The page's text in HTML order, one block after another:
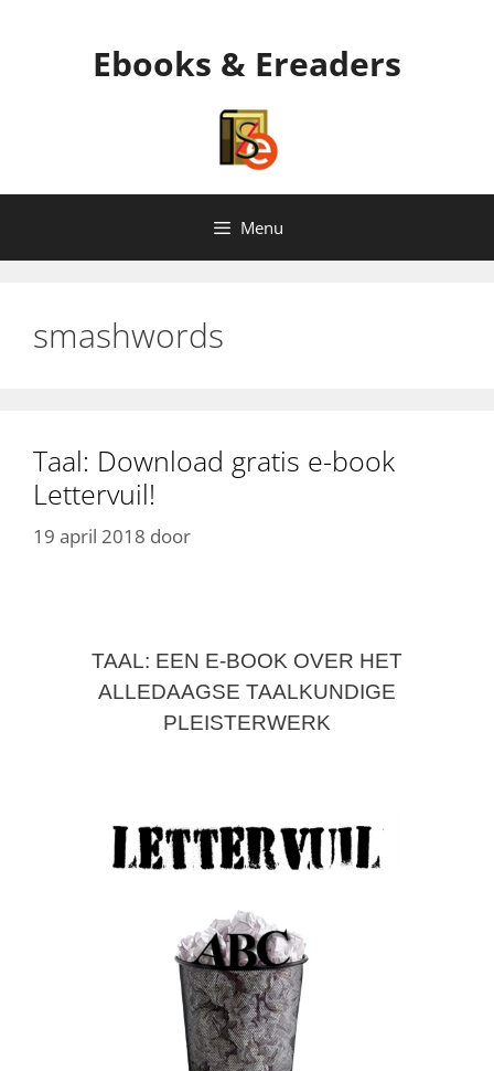
Ebooks & Ereaders
Menu
smashwords
Taal: Download gratis e-book
Lettervuil!
19 april 2018 door
TAAL: EEN E-BOOK OVER HET
ALLEDAAGSE TAALKUNDIGE
PLEISTERWERK